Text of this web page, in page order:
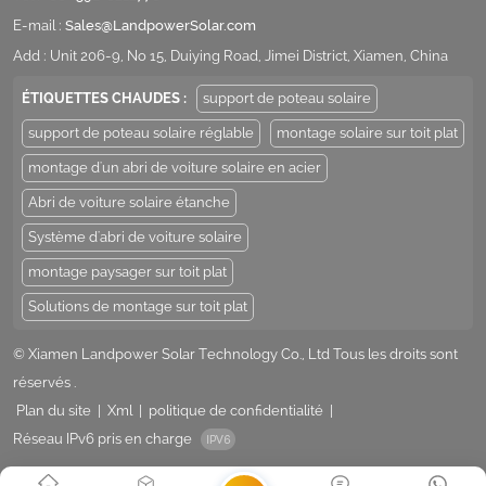
E-mail : Sales@LandpowerSolar.com
Add : Unit 206-9, No 15, Duiying Road, Jimei District, Xiamen, China
ÉTIQUETTES CHAUDES : support de poteau solaire
support de poteau solaire réglable montage solaire sur toit plat
montage d'un abri de voiture solaire en acier
Abri de voiture solaire étanche
Système d'abri de voiture solaire
montage paysager sur toit plat
Solutions de montage sur toit plat
© Xiamen Landpower Solar Technology Co., Ltd Tous les droits sont
réservés .
Plan du site
Xml politique de confidentialité
Réseau IPv6 pris en charge